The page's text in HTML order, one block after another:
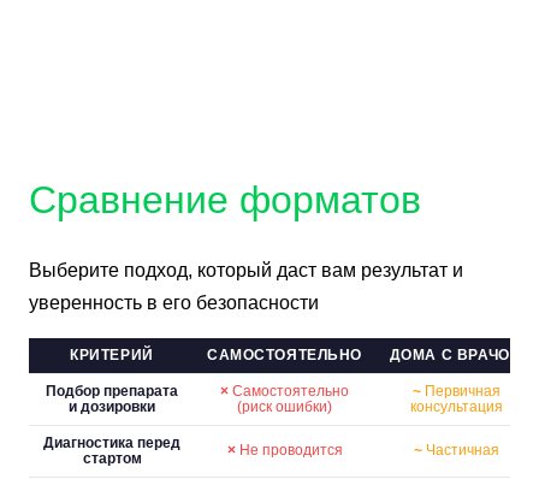
Сравнение форматов
Выберите подход, который даст вам результат и
уверенность в его безопасности
КРИТЕРИЙ САМОСТОЯТЕЛЬНО ДОМА С ВРАЧОМ
Подбор препарата
и дозировки
× Самостоятельно
(риск ошибки)
~Первичная
консультация
Диагностика перед
стартом
×Не проводится ~Частичная